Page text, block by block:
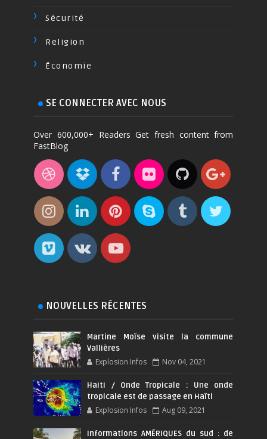
Sécurité
Religion
Économie
SE CONNECTER AVEC NOUS
Over 600,000+ Readers Get fresh content from
FastBlog
NOUVELLES RÉCENTES
Martine Moïse visite la commune
Vallières
Explosion Infos Nov 04, 2021
Haiti / Onde Tropicale : Une onde
tropicale est de passage en Haïti
Explosion Infos Aug 09, 2021
Informations AMÉRIQUES du sud : de